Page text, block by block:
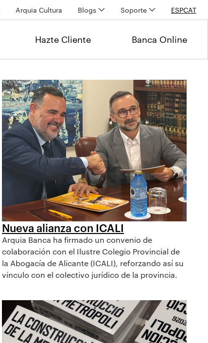
Arquia Cultura Blogs Soporte ESPCAT
Hazte Cliente Banca Online
Nueva alianza con ICALI
Arquia Banca ha firmado un convenio de
colaboración con el Ilustre Colegio Provincial de
la Abogacía de Alicante (ICALI), reforzando así su
vínculo con el colectivo jurídico de la provincia.